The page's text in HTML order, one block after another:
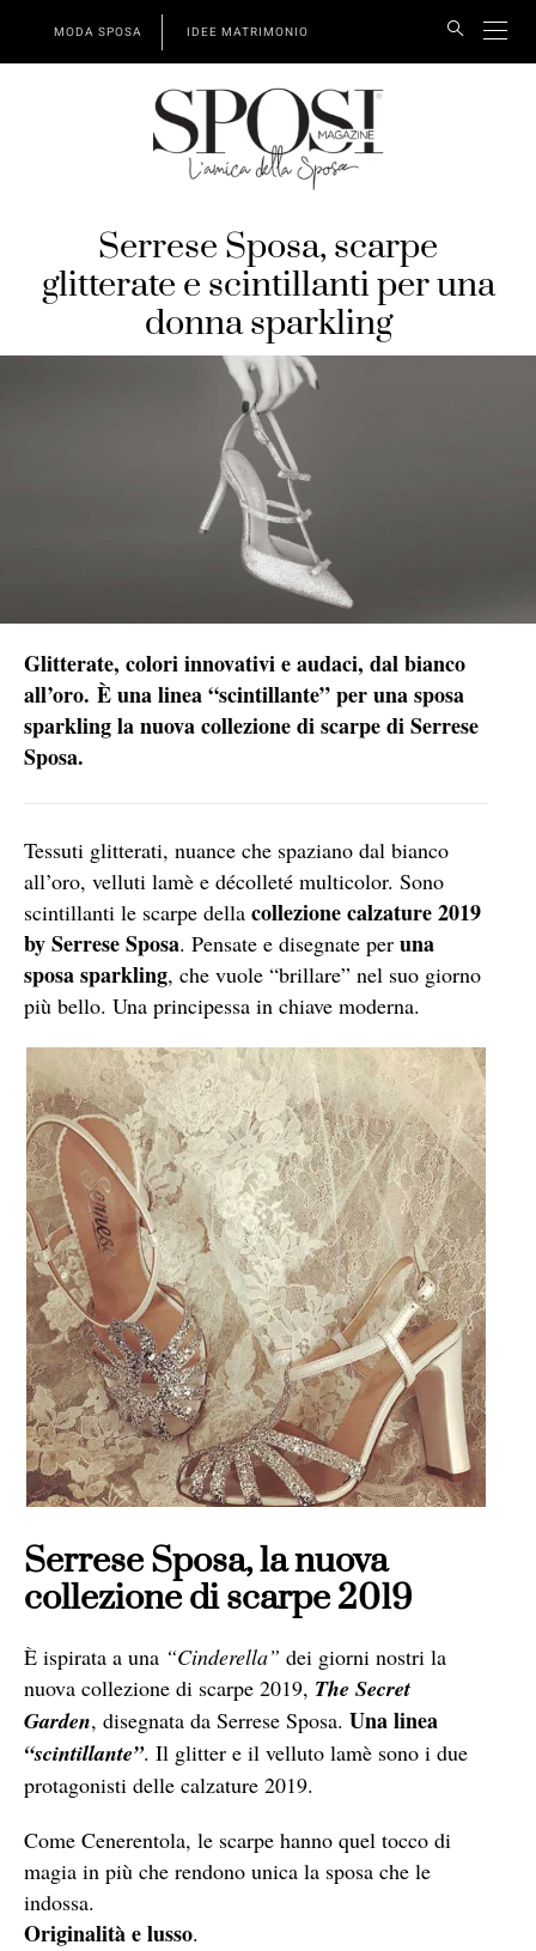
MODA SPOSA IDEE MATRIMONIO
Serrese Sposa, scarpe
glitterate e scintillanti per una
donna sparkling
Glitterate, colori innovativi e audaci, dal bianco
all’oro. È una linea “scintillante” per una sposa
sparkling la nuova collezione di scarpe di Serrese
Sposa.
Tessuti glitterati, nuance che spaziano dal bianco
all’oro, velluti lamè e décolleté multicolor. Sono
scintillanti le scarpe della collezione calzature 2019
by Serrese Sposa. Pensate e disegnate per una
sposa sparkling, che vuole “brillare” nel suo giorno
più bello. Una principessa in chiave moderna.
Serrese Sposa, la nuova
collezione di scarpe 2019
È ispirata a una “Cinderella” dei giorni nostri la
nuova collezione di scarpe 2019, The Secret
Garden, disegnata da Serrese Sposa. Una linea
“scintillante”. Il glitter e il velluto lamè sono i due
protagonisti delle calzature 2019.
Come Cenerentola, le scarpe hanno quel tocco di
magia in più che rendono unica la sposa che le
indossa.
Originalità e lusso.